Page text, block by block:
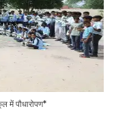
में पौधारोपण*